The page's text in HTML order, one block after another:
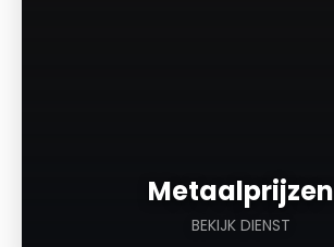
Metaalprijzen
BEKIJK DIENST